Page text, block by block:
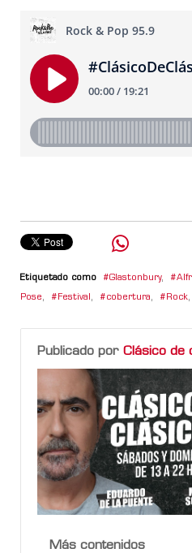
Etiquetado como Glastonbury,
Pose, Festival , cobertura, Rock,
Publicado por Clásico de
Más contenidos